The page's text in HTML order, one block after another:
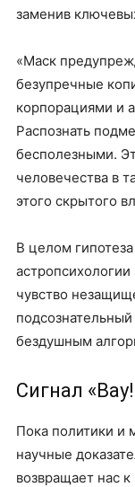
заменив
«Маск
безупречные
корпорациями и
Распознать
бесполезными.
человечества в
этого скрытого
В целом
чувство
бездушным
Сигнал
Пока политики и
научные
возвращает нас